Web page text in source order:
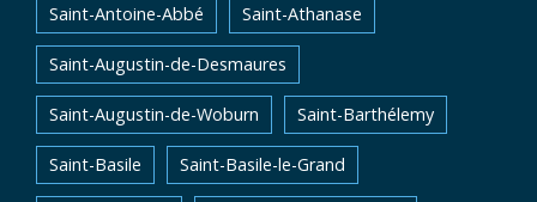
Saint-Antoine-Abbé Saint-Athanase
Saint-Augustin-de-Desmaures
Saint-Augustin-de-Woburn Saint-Barthélemy
Saint-Basile Saint-Basile-le-Grand